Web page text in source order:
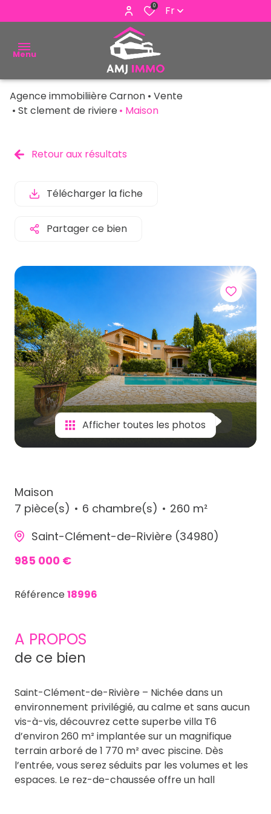
0 Fr
Menu
ACHETER
ESTIMER
ALERTE
E-MAIL
NOUS
Agence immobiliière Carnon
Vente
St clement de riviere
Maison
Retour aux résultats
Télécharger la fiche
Partager ce bien
Afficher toutes les photos
Maison
7 pièce(s)
6 chambre(s)
260 m²
Saint-Clément-de-Rivière (34980)
985 000 €
Référence18996
A PROPOS
de ce bien
Saint-Clément-de-Rivière – Nichée dans un
environnement privilégié, au calme et sans aucun
vis-à-vis, découvrez cette superbe villa T6
d’environ 260 m² implantée sur un magnifique
terrain arboré de 1 770 m² avec piscine. Dès
l’entrée, vous serez séduits par les volumes et les
espaces. Le rez-de-chaussée offre un hall